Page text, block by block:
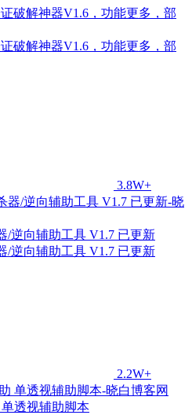
破解神器V1.6，功能更多，部
破解神器V1.6，功能更多，部
3.8W+
/逆向辅助工具 V1.7 已更新
/逆向辅助工具 V1.7 已更新
2.2W+
透视辅助脚本